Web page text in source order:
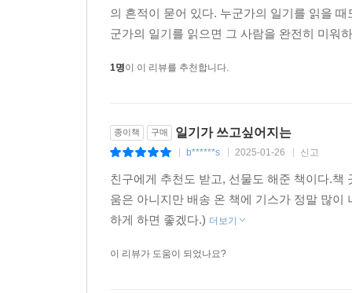
의 흔적이 묻어 있다. 누군가의 일기를 읽을
군가의 일기를 읽으면 그 사람을 완전히 미워
1명이 이 리뷰를 추천합니다.
종이책 구매 일기가 쓰고싶어지는
b******s 2025-01-26 신고
친구에게 추천도 받고, 선물도 해준 책이다.
움은 아니지만 배송 온 책에 기스가 정말 많
하게 하면 좋겠다.) 더보기
이 리뷰가 도움이 되었나요?